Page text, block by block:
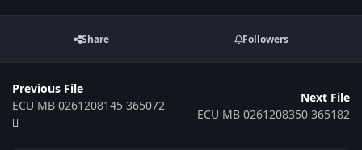
Share Followers
Previous File
ECU MB 0261208145 365072
Next File
ECU MB 0261208350 365182